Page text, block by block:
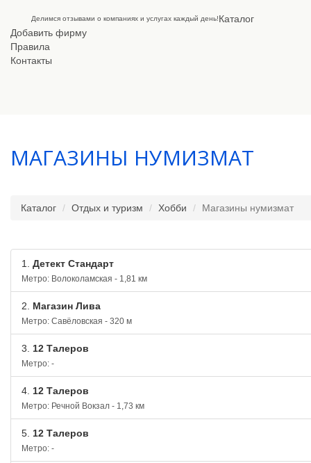
Делимся отзывами о компаниях и услугах каждый день!Каталог
Добавить фирму
Правила
Контакты
МАГАЗИНЫ НУМИЗМАТ
Каталог Отдых и туризм Хобби Магазины нумизмат
1. Детект Стандарт
Метро: Волоколамская - 1,81 км
2. Магазин Лива
Метро: Савёловская - 320 м
3. 12 Талеров
Метро: -
4. 12 Талеров
Метро: Речной Вокзал - 1,73 км
5. 12 Талеров
Метро: -